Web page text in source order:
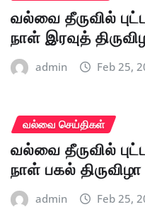
வல்வை தீருவில்
நாள் இரவுத்
admin Feb 25,
வல்வை செய்திகள்
வல்வை தீருவில்
நாள் பகல் திருவிழா
admin Feb 25,